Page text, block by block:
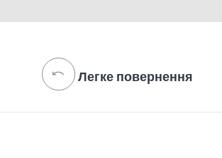
Легке повернення